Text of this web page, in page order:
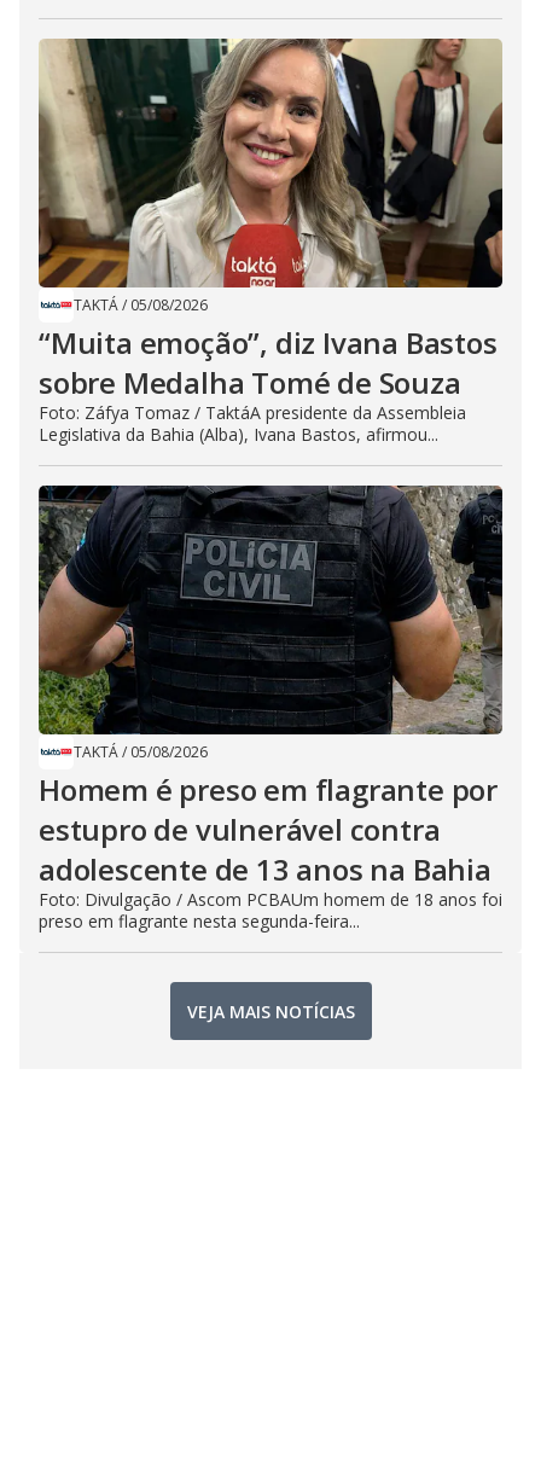
TAKTÁ/ 05/08/2026
“Muita emoção”, diz Ivana Bastos
sobre Medalha Tomé de Souza
Foto: Záfya Tomaz / TaktáA presidente da Assembleia
Legislativa da Bahia (Alba), Ivana Bastos, afirmou...
TAKTÁ/ 05/08/2026
Homem é preso em flagrante por
estupro de vulnerável contra
adolescente de 13 anos na Bahia
Foto: Divulgação / Ascom PCBAUm homem de 18 anos foi
preso em flagrante nesta segunda-feira...
VEJA MAIS NOTÍCIAS